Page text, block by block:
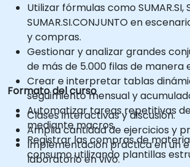
Utilizar fórmulas como SUMAR.SI,
SUMAR.SI.CONJUNTO en
y compras.
Gestionar y analizar grandes
de más de 5.000 filas de manera
Crear e interpretar tablas
seguimiento mensual y
Automatizar tareas repetitivas
mediante macros.
Registrar las compras de
consumo utilizando plantillas
Formato del curso
Clases interactivas y discusión.
Amplia cantidad de ejercicios y
Implementación práctica en un
laboratorio en vivo.